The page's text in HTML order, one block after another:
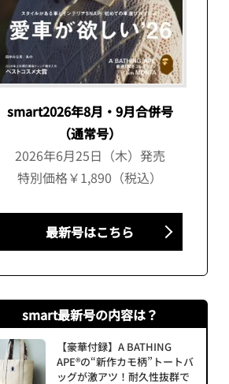
smart2026年8月・9月合併号
（通常号）
2026年6月25日（木）発売
特別価格￥1,890（税込）
最新号はこちら
smart最新号の内容は？
【豪華付録】A BATHING
APE®の“新作カモ柄”トートバ
ッグが激アツ！耐久性抜群で